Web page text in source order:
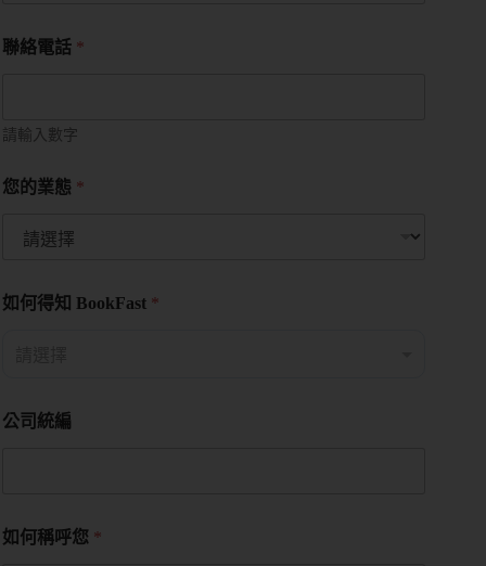
聯絡電話 *
請輸入數字
您的業態 *
如何得知 BookFast *
公司統編
如何稱呼您 *